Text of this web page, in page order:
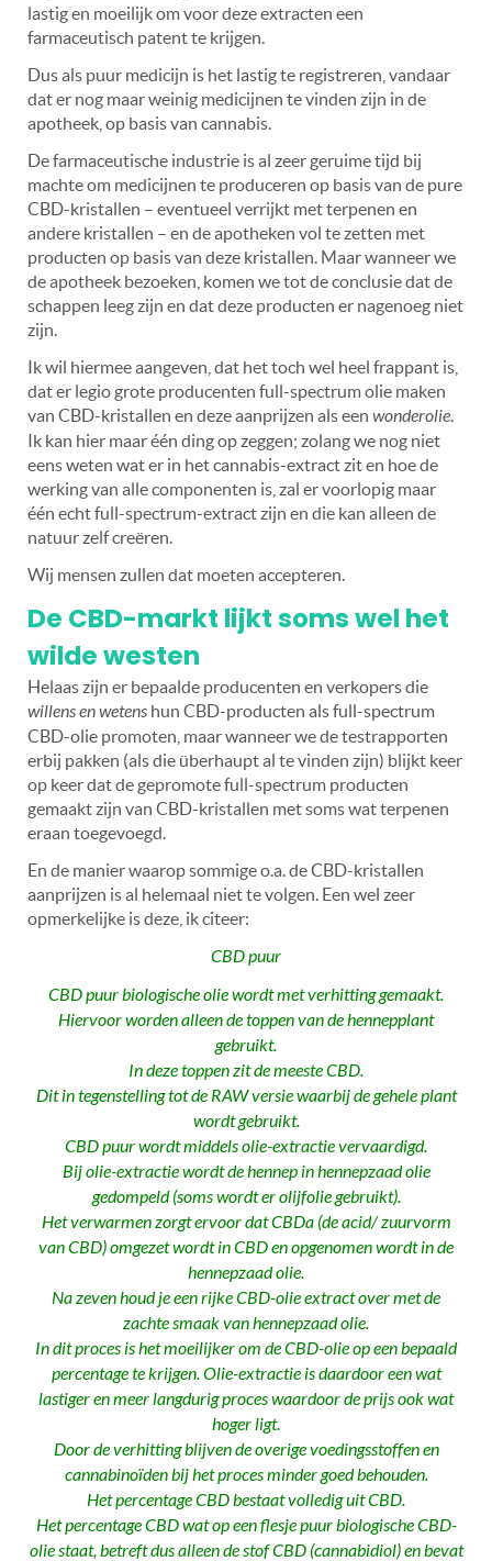
lastig en moeilijk om voor deze extracten een
farmaceutisch patent te krijgen.
Dus als puur medicijn is het lastig te registreren, vandaar
dat er nog maar weinig medicijnen te vinden zijn in de
apotheek, op basis van cannabis.
De farmaceutische industrie is al zeer geruime tijd bij
machte om medicijnen te produceren op basis van de pure
CBD-kristallen – eventueel verrijkt met terpenen en
andere kristallen – en de apotheken vol te zetten met
producten op basis van deze kristallen. Maar wanneer we
de apotheek bezoeken, komen we tot de conclusie dat de
schappen leeg zijn en dat deze producten er nagenoeg niet
zijn.
Ik wil hiermee aangeven, dat het toch wel heel frappant is,
dat er legio grote producenten full-spectrum olie maken
van CBD-kristallen en deze aanprijzen als een wonderolie.
Ik kan hier maar één ding op zeggen; zolang we nog niet
eens weten wat er in het cannabis-extract zit en hoe de
werking van alle componenten is, zal er voorlopig maar
één echtfull-spectrum-extract zijn en die kan alleen de
natuur zelf creëren.
Wij mensen zullen dat moeten accepteren.
De CBD-markt lijkt soms wel het
wilde westen
Helaas zijn er bepaalde producenten en verkopers die
willens en wetens hun CBD-producten als full-spectrum
CBD-olie promoten, maar wanneer we de testrapporten
erbij pakken (als die überhaupt al te vinden zijn) blijkt keer
op keer dat de gepromote full-spectrum producten
gemaakt zijn van CBD-kristallen met soms wat terpenen
eraan toegevoegd.
En de manier waarop sommige o.a. de CBD-kristallen
aanprijzen is al helemaal niet te volgen. Een wel zeer
opmerkelijke is deze, ik citeer:
CBD puur
CBD puur biologische olie wordt met verhitting gemaakt.
Hiervoor worden alleen de toppen van de hennepplant
gebruikt.
In deze toppen zit de meeste CBD.
Dit in tegenstelling tot de RAW versie waarbij de gehele plant
wordt gebruikt.
CBD puur wordt middels olie-extractie vervaardigd.
Bij olie-extractie wordt de hennep in hennepzaad olie
gedompeld (soms wordt er olijfolie gebruikt).
Het verwarmen zorgt ervoor dat CBDa (de acid/ zuurvorm
van CBD) omgezet wordt in CBD en opgenomen wordt in de
hennepzaad olie.
Na zeven houd je een rijke CBD-olie extract over met de
zachte smaak van hennepzaad olie.
In dit proces is het moeilijker om de CBD-olie op een bepaald
percentage te krijgen. Olie-extractie is daardoor een wat
lastiger en meer langdurig proces waardoor de prijs ook wat
hoger ligt.
Door de verhitting blijven de overige voedingsstoffen en
cannabinoïden bij het proces minder goed behouden.
Het percentage CBD bestaat volledig uit CBD.
Het percentage CBD wat op een flesje puur biologische CBD-
olie staat, betreft dus alleen de stof CBD (cannabidiol) en bevat